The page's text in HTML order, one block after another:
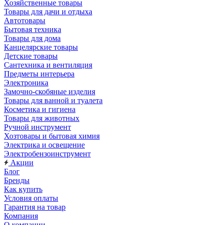
Хозяйственные товары
Товары для дачи и отдыха
Автотовары
Бытовая техника
Товары для дома
Канцелярские товары
Детские товары
Сантехника и вентиляция
Предметы интерьера
Электроника
Замочно-скобяные изделия
Товары для ванной и туалета
Косметика и гигиена
Товары для животных
Ручной инструмент
Хозтовары и бытовая химия
Электрика и освещение
Электробензоинструмент
Акции
Блог
Бренды
Как купить
Условия оплаты
Гарантия на товар
Компания